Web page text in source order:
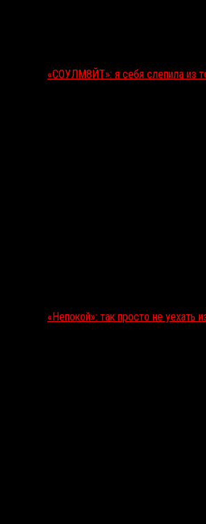
«СОУЛМ8ЙТ»: я себя слепила из
«Непокой»: так просто не уехать